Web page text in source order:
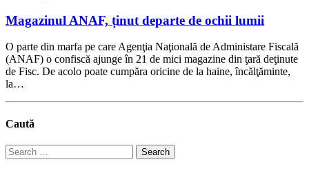
Magazinul ANAF, ținut departe de ochii lumii
O parte din marfa pe care Agenţia Naţională de Administare Fiscală
(ANAF) o confiscă ajunge în 21 de mici magazine din ţară deţinute
de Fisc. De acolo poate cumpăra oricine de la haine, încălţăminte,
la…
Caută
Search
for: